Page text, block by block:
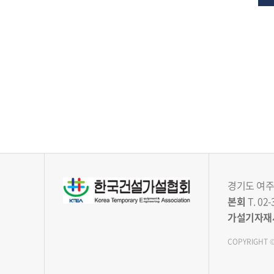
경기도 여
본회 T.
가설기자
COPYRIGHT